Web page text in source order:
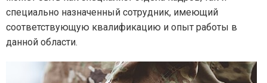
специально назначенный сотрудник, имеющий
соответствующую квалификацию и опыт работы в
данной области.